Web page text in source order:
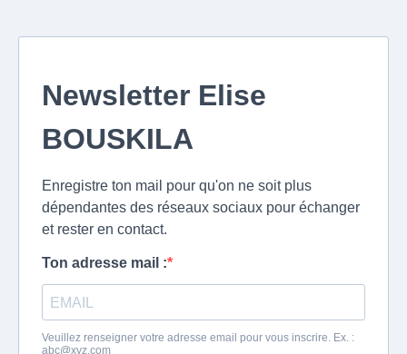
Newsletter Elise
BOUSKILA
Enregistre ton mail pour qu'on ne soit plus
dépendantes des réseaux sociaux pour échanger
et rester en contact.
Ton adresse mail :
Veuillez renseigner votre adresse email pour vous inscrire. Ex. :
abc@xyz.com